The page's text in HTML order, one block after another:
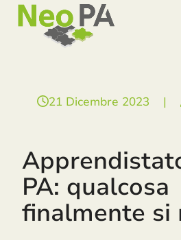
SkipOpen
mobile
menu
Close
mobile
menu
21 Dicembre 2023 |
PA: qualcosa
finalmente si